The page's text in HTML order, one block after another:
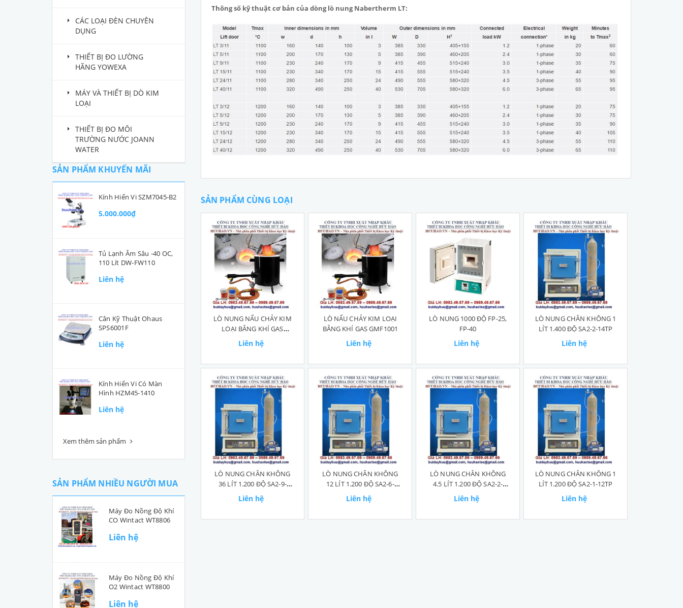
CÁC LOẠI ĐÈN CHUYÊN
DỤNG
THIẾT BỊ ĐO LƯỜNG
HÃNG YOWEXA
MÁY VÀ THIẾT BỊ DÒ KIM
LOẠI
THIẾT BỊ ĐO MÔI
TRƯỜNG NƯỚC JOANN
WATER
SẢN PHẨM KHUYẾN MÃI
Kính Hiển Vi SZM7045-B2
5.000.000₫
Tủ Lạnh Âm Sâu -40 OC,
110 Lít DW-FW110
Liên hệ
Cân Kỹ Thuật Ohaus
SPS6001F
Liên hệ
Kính Hiển Vi Có Màn
Hình HZM45-1410
Liên hệ
Xem thêm sản phẩm
SẢN PHẨM NHIỀU NGƯỜI MUA
Máy Đo Nồng Độ Khí
CO Wintact WT8806
Liên hệ
Máy Đo Nồng Độ Khí
O2 Wintact WT8800
Liên hệ
Thông số kỹ thuật cơ bản của dòng lò nung Nabertherm LT:
SẢN PHẨM CÙNG LOẠI
LÒ NUNG NẤU CHẢY KIM
LOẠI BẰNG KHÍ GAS
GMF1001
Liên hệ
LÒ NẤU CHẢY KIM LOẠI
BẰNG KHÍ GAS GMF1001
Liên hệ
LÒ NUNG 1000 ĐỘ FP-25,
FP-40
Liên hệ
LÒ NUNG CHÂN KHÔNG 1
LÍT 1.400 ĐỘ SA2-2-14TP
Liên hệ
LÒ NUNG CHÂN KHÔNG
36 LÍT 1.200 ĐỘ SA2-9-
12TP
Liên hệ
LÒ NUNG CHÂN KHÔNG
12 LÍT 1.200 ĐỘ SA2-6-
12TP
Liên hệ
LÒ NUNG CHÂN KHÔNG
4.5 LÍT 1.200 ĐỘ SA2-2-
12TP
Liên hệ
LÒ NUNG CHÂN KHÔNG 1
LÍT 1.200 ĐỘ SA2-1-12TP
Liên hệ